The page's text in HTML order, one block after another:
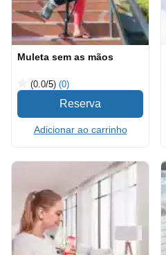
Muleta sem as mãos
(0.0/5) (0)
Adicionar ao carrinho